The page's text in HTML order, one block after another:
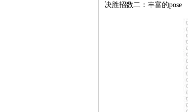
决胜招数二：丰富的pose